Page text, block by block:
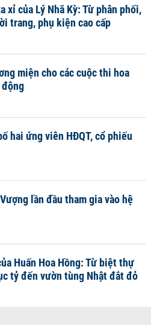
xỉ của Lý Nhã Kỳ: Từ phân phối,
trang, phụ kiện cao cấp
miện cho các cuộc thi hoa
động
hai ứng viên HĐQT, cổ phiếu
lần đầu tham gia vào hệ
Huấn Hoa Hồng: Từ biệt thự
tỷ đến vườn tùng Nhật đắt đỏ